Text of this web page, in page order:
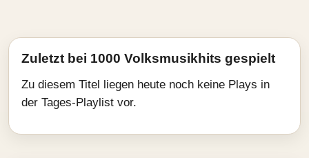
Zuletzt bei 1000 Volksmusikhits gespielt
Zu diesem Titel liegen heute noch keine Plays in
der Tages-Playlist vor.